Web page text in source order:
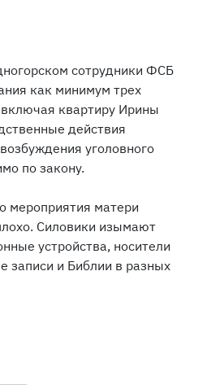
сотрудники ФСБ
как минимум трех
квартиру Ирины
действия
уголовного
по закону.
мероприятия матери
Силовики изымают
устройства, носители
записи и Библии в разных